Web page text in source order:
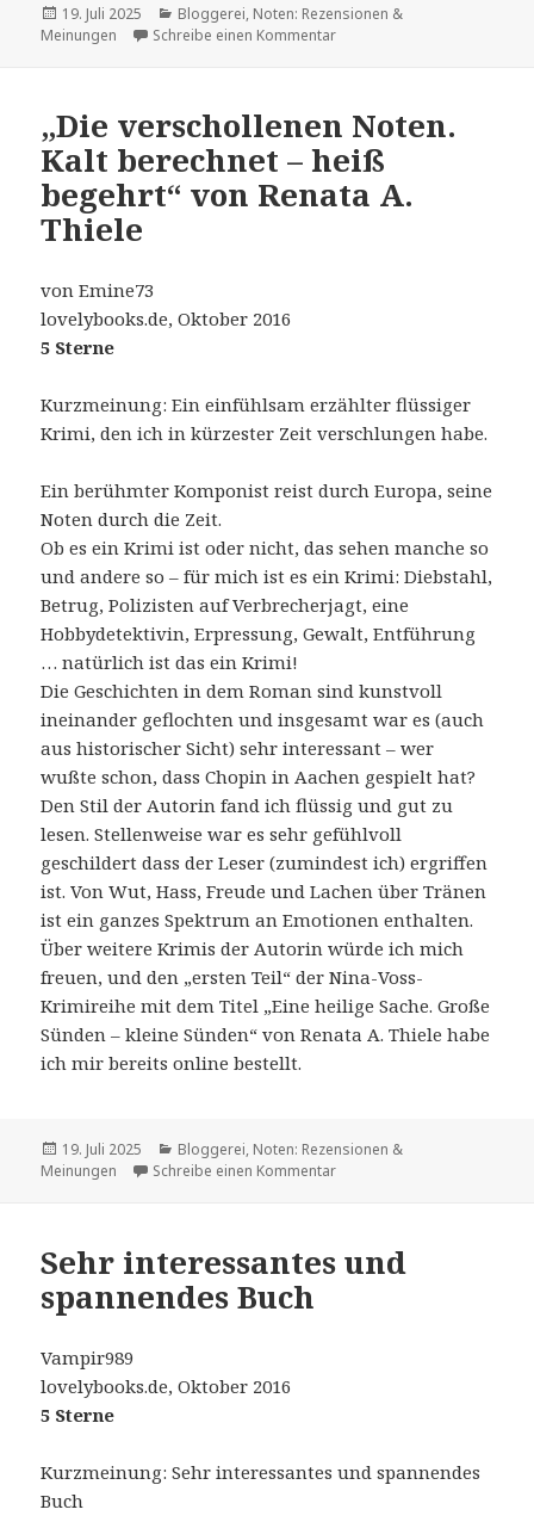
Veröffentlicht
am
19. Juli 2025 Kategorien
Bloggerei, Noten: Rezensionen &
Meinungen
Schreibe einen Kommentarzu Sehr unterhaltsam, mit
„Die verschollenen Noten.
Kalt berechnet – heiß
begehrt“ von Renata A.
Thiele
von Emine73
lovelybooks.de, Oktober 2016
5 Sterne
Kurzmeinung: Ein einfühlsam erzählter flüssiger
Krimi, den ich in kürzester Zeit verschlungen habe.
Ein berühmter Komponist reist durch Europa, seine
Noten durch die Zeit.
Ob es ein Krimi ist oder nicht, das sehen manche so
und andere so – für mich ist es ein Krimi: Diebstahl,
Betrug, Polizisten auf Verbrecherjagt, eine
Hobbydetektivin, Erpressung, Gewalt, Entführung
… natürlich ist das ein Krimi!
Die Geschichten in dem Roman sind kunstvoll
ineinander geflochten und insgesamt war es (auch
aus historischer Sicht) sehr interessant – wer
wußte schon, dass Chopin in Aachen gespielt hat?
Den Stil der Autorin fand ich flüssig und gut zu
lesen. Stellenweise war es sehr gefühlvoll
geschildert dass der Leser (zumindest ich) ergriffen
ist. Von Wut, Hass, Freude und Lachen über Tränen
ist ein ganzes Spektrum an Emotionen enthalten.
Über weitere Krimis der Autorin würde ich mich
freuen, und den „ersten Teil“ der Nina-Voss-
Krimireihe mit dem Titel „Eine heilige Sache. Große
Sünden – kleine Sünden“ von Renata A. Thiele habe
ich mir bereits online bestellt.
Veröffentlicht
am
19. Juli 2025 Kategorien
Bloggerei, Noten: Rezensionen &
Meinungen
Schreibe einen Kommentarzu „Die verschollenen
Sehr interessantes und
spannendes Buch
Vampir989
lovelybooks.de, Oktober 2016
5 Sterne
Kurzmeinung: Sehr interessantes und spannendes
Buch